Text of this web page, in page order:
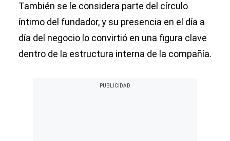
También se le considera parte del círculo
íntimo del fundador, y su presencia en el día a
día del negocio lo convirtió en una figura clave
dentro de la estructura interna de la compañía.